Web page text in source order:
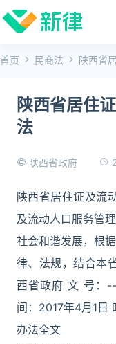
首页 民商法 陕西省
陕西省居住
法
陕西省政府
陕西省居住证及流
及流动人口服务管
社会和谐发展，根
律、法规，结合本
西省政府 文 号：
间：2017年4月1日
办法全文